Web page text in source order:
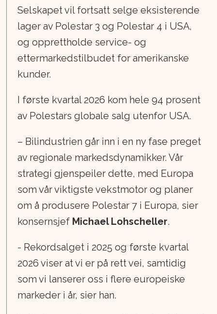
Selskapet vil fortsatt selge eksisterende
lager av Polestar 3 og Polestar 4 i USA,
og opprettholde service- og
ettermarkedstilbudet for amerikanske
kunder.
I første kvartal 2026 kom hele 94 prosent
av Polestars globale salg utenfor USA.
– Bilindustrien går inn i en ny fase preget
av regionale markedsdynamikker. Vår
strategi gjenspeiler dette, med Europa
som vår viktigste vekstmotor og planer
om å produsere Polestar 7 i Europa, sier
konsernsjef Michael Lohscheller.
- Rekordsalget i 2025 og første kvartal
2026 viser at vi er på rett vei, samtidig
som vi lanserer oss i flere europeiske
markeder i år, sier han.